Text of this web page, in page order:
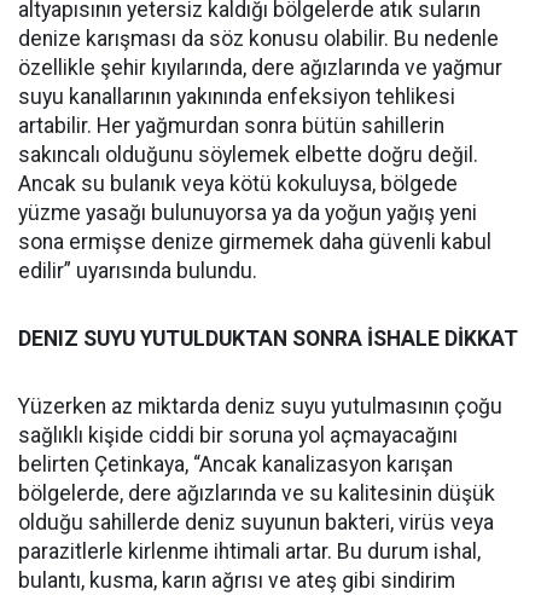
altyapısının yetersiz kaldığı bölgelerde atık suların
denize karışması da söz konusu olabilir. Bu nedenle
özellikle şehir kıyılarında, dere ağızlarında ve yağmur
suyu kanallarının yakınında enfeksiyon tehlikesi
artabilir. Her yağmurdan sonra bütün sahillerin
sakıncalı olduğunu söylemek elbette doğru değil.
Ancak su bulanık veya kötü kokuluysa, bölgede
yüzme yasağı bulunuyorsa ya da yoğun yağış yeni
sona ermişse denize girmemek daha güvenli kabul
edilir” uyarısında bulundu.
DENIZ SUYU YUTULDUKTAN SONRA İSHALE DİKKAT
Yüzerken az miktarda deniz suyu yutulmasının çoğu
sağlıklı kişide ciddi bir soruna yol açmayacağını
belirten Çetinkaya, “Ancak kanalizasyon karışan
bölgelerde, dere ağızlarında ve su kalitesinin düşük
olduğu sahillerde deniz suyunun bakteri, virüs veya
parazitlerle kirlenme ihtimali artar. Bu durum ishal,
bulantı, kusma, karın ağrısı ve ateş gibi sindirim